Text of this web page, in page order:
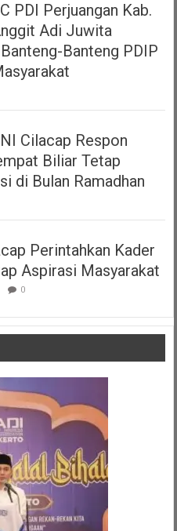
PDI Perjuangan Kab.
Adi Juwita
Banteng PDIP
Cilacap Respon
Biliar Tetap
di Bulan Ramadhan
Perintahkan Kader
Aspirasi Masyarakat
0